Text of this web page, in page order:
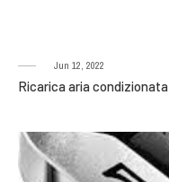
Jun 12, 2022
Ricarica aria condizionata